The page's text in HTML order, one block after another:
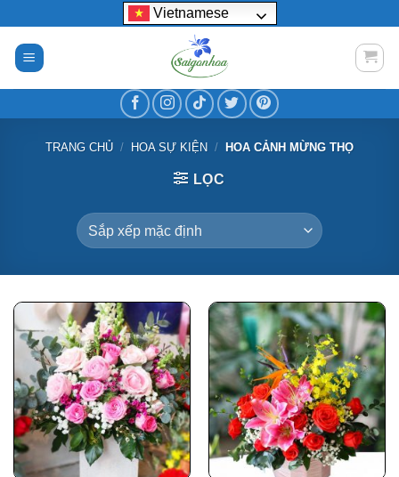
nội
dung
Vietnamese
TRANG CHỦ / HOA SỰ KIỆN / HOA CẢNH MỪNG THỌ
LỌC